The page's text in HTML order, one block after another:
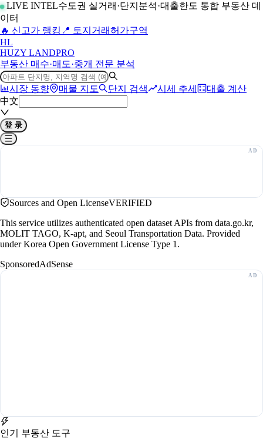
LIVE INTEL수도권 실거래·단지분석·대출한도 통합 부동산 데
이터
🔥 신고가 랭킹 📍 토지거래허가구역
HL
HUZY LANDPRO
부동산 매수·매도·중개 전문 분석
시장 동향 매물 지도 단지 검색 시세 추세
대출 계산
中文
登 录
Sources and Open LicenseVERIFIED
This service utilizes authenticated open dataset APIs from data.go.kr,
MOLIT TAGO, K-apt, and Seoul Transportation Data. Provided
under Korea Open Government License Type 1.
SponsoredAdSense
인기 부동산 도구